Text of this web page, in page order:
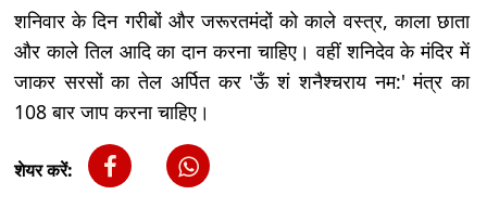
शनिवार के दिन गरीबों और जरूरतमंदों को काले वस्त्र, काला छाता
और काले तिल आदि का दान करना चाहिए। वहीं शनिदेव के मंदिर में
जाकर सरसों का तेल अर्पित कर 'ऊँ शं शनैश्चराय नम:' मंत्र का
108 बार जाप करना चाहिए।
शेयर करें: